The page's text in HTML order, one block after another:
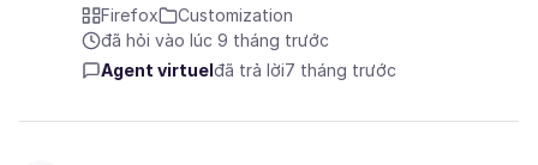
Firefox
Customization
đã hỏi vào lúc 9 tháng trước
Agent virtuel đã trả lời7 tháng trước